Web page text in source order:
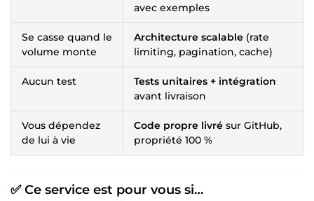
avec exemples
Se casse quand le
volume monte
Architecture scalable (rate
limiting, pagination, cache)
Aucun test
Tests unitaires + intégration
avant livraison
Vous dépendez
de lui à vie
Code propre livré sur GitHub,
propriété 100 %
✅ Ce service est pour vous si…